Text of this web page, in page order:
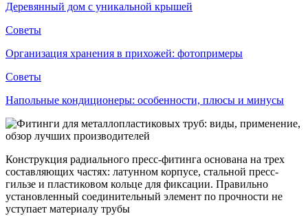
Деревянный дом с уникальной крышей
Советы
Организация хранения в прихожей: фотопримеры
Советы
Напольные кондиционеры: особенности, плюсы и минусы
Конструкция радиального пресс-фитинга основана на трех
составляющих частях: латунном корпусе, стальной пресс-
гильзе и пластиковом кольце для фиксации. Правильно
установленный соединительный элемент по прочности не
уступает материалу трубы